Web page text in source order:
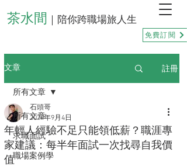
茶水間 ｜陪你跨職場旅人生
免費訂閱
文章 註冊
所有文章
求職面試
職場案例學
所有文章
年輕人經驗不足只能領低薪？職涯專
家建議：每半年面試一次找尋自我價
值
石頭哥
2024年9月4日